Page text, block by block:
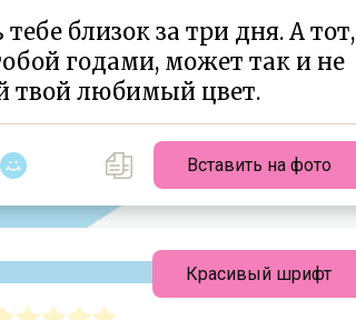
близок за три дня. А тот,
годами, может так и не
твой любимый цвет.
Вставить на фото
Красивый шрифт